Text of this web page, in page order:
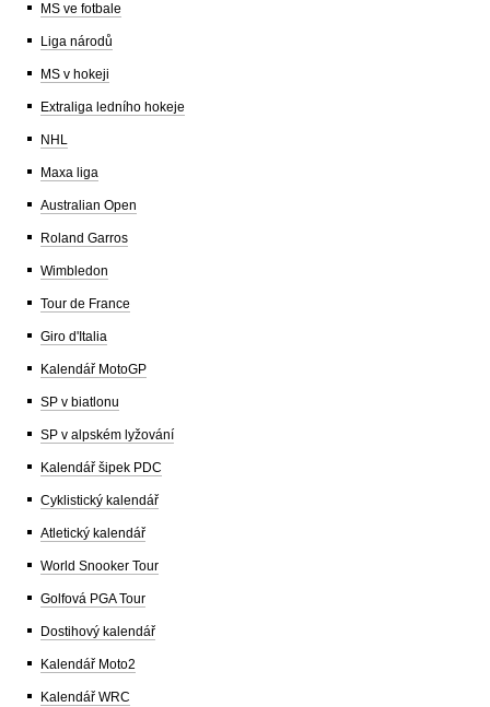
MS ve fotbale
Liga národů
MS v hokeji
Extraliga ledního hokeje
NHL
Maxa liga
Australian Open
Roland Garros
Wimbledon
Tour de France
Giro d'Italia
Kalendář MotoGP
SP v biatlonu
SP v alpském lyžování
Kalendář šipek PDC
Cyklistický kalendář
Atletický kalendář
World Snooker Tour
Golfová PGA Tour
Dostihový kalendář
Kalendář Moto2
Kalendář WRC